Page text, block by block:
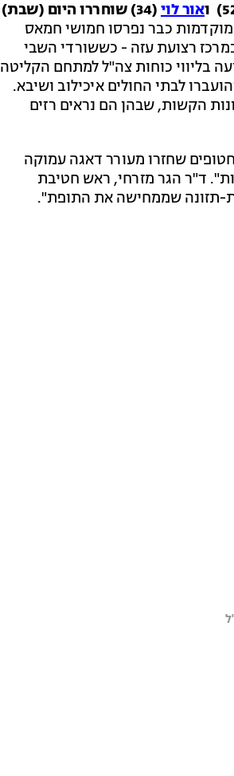
אור לוי
(34) שוחררו היום (שבת)
כבר נפרסו חמושי חמאס
רצועת עזה - כששורדי השבי
בליווי כוחות צה"ל למתחם הקליטה
לבתי החולים איכילוב ושיבא.
הקשות, שבהן הם נראים רזים
שחזרו מעורר דאגה עמוקה
ד"ר הגר מזרחי, ראש חטיבת
תזונה שממחישה את התופת".